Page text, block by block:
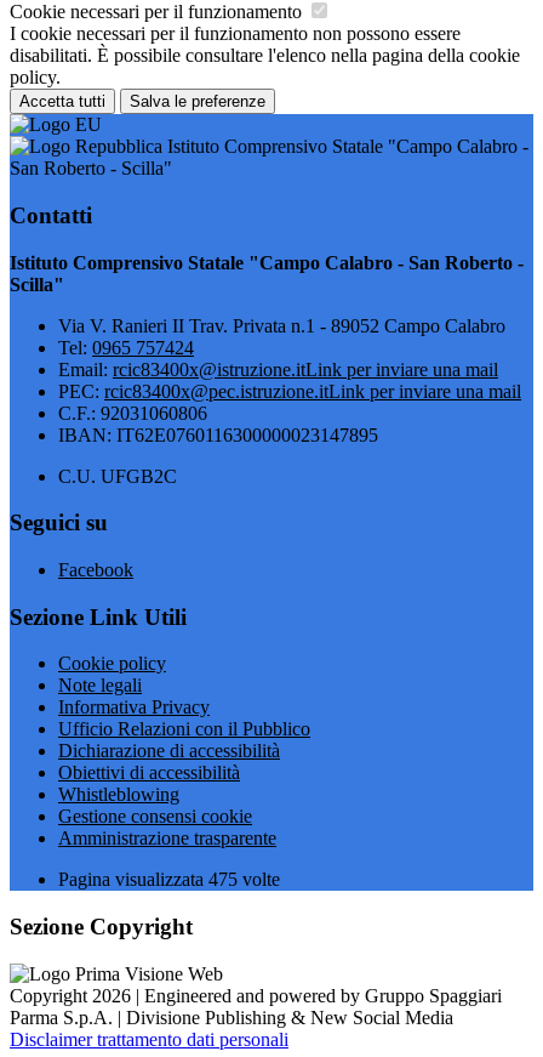
Cookie necessari per il funzionamento
I cookie necessari per il funzionamento non possono essere
disabilitati. È possibile consultare l'elenco nella pagina della cookie
policy.
Accetta tutti Salva le preferenze
Istituto Comprensivo Statale "Campo Calabro -
San Roberto - Scilla"
Contatti
Istituto Comprensivo Statale "Campo Calabro - San Roberto -
Scilla"
Via V. Ranieri II Trav. Privata n.1 - 89052 Campo Calabro
Tel: 0965 757424
Email: rcic83400x@istruzione.itLink per inviare una mail
PEC: rcic83400x@pec.istruzione.itLink per inviare una mail
C.F.: 92031060806
IBAN: IT62E0760116300000023147895
C.U. UFGB2C
Seguici su
Facebook
Sezione Link Utili
Cookie policy
Note legali
Informativa Privacy
Ufficio Relazioni con il Pubblico
Dichiarazione di accessibilità
Obiettivi di accessibilità
Whistleblowing
Gestione consensi cookie
Amministrazione trasparente
Pagina visualizzata 475 volte
Sezione Copyright
Copyright 2026 | Engineered and powered by Gruppo Spaggiari
Parma S.p.A. | Divisione Publishing & New Social Media
Disclaimer trattamento dati personali